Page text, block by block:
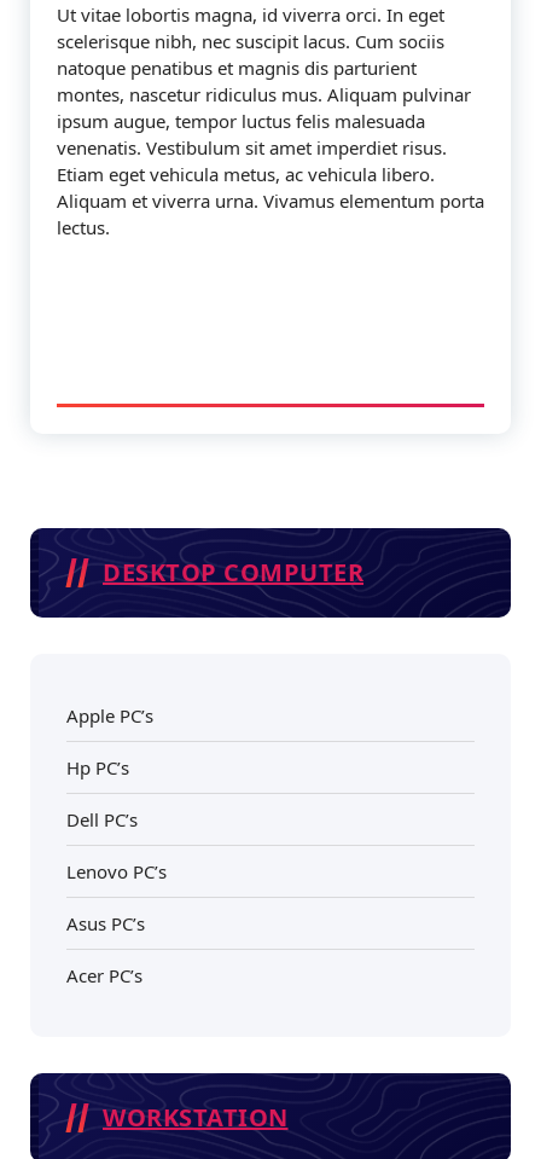
Ut vitae lobortis magna, id viverra orci. In eget
scelerisque nibh, nec suscipit lacus. Cum sociis
natoque penatibus et magnis dis parturient
montes, nascetur ridiculus mus. Aliquam pulvinar
ipsum augue, tempor luctus felis malesuada
venenatis. Vestibulum sit amet imperdiet risus.
Etiam eget vehicula metus, ac vehicula libero.
Aliquam et viverra urna. Vivamus elementum porta
lectus.
DESKTOP COMPUTER
Apple PC’s
Hp PC’s
Dell PC’s
Lenovo PC’s
Asus PC’s
Acer PC’s
WORKSTATION